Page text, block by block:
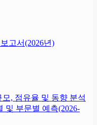
고서(2026년)
, 점유율 및 동향 분석
및 부문별 예측(2026-